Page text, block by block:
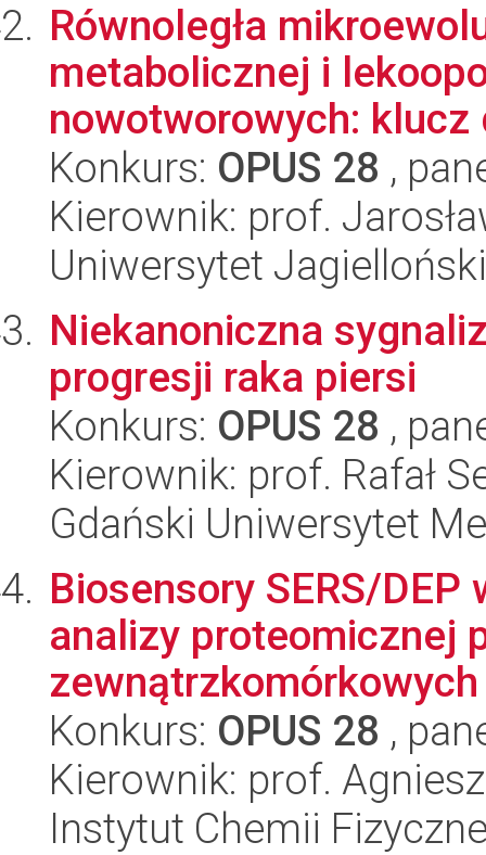
Równoległa
metabolicznej i
nowotworowych:
Konkurs: OPUS 28 ,
Kierownik: prof.
Uniwersytet Jagielloński
Niekanoniczna
progresji raka piersi
Konkurs: OPUS 28 ,
Kierownik: prof. Rafał
Gdański Uniwersytet
Biosensory SERS/
analizy proteomicznej
Konkurs: OPUS 28 ,
Kierownik: prof.
Instytut Chemii